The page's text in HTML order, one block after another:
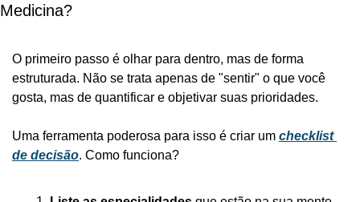
Medicina?
O primeiro passo é olhar para dentro, mas de forma
estruturada. Não se trata apenas de "sentir" o que você
gosta, mas de quantificar e objetivar suas prioridades.
Uma ferramenta poderosa para isso é criar um checklist
de decisão. Como funciona?